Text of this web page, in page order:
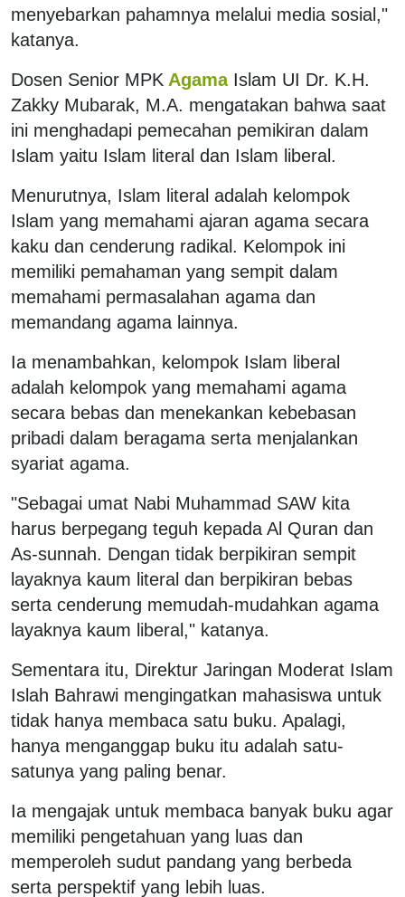
menyebarkan pahamnya melalui media sosial,"
katanya.
Dosen Senior MPK Agama Islam UI Dr. K.H.
Zakky Mubarak, M.A. mengatakan bahwa saat
ini menghadapi pemecahan pemikiran dalam
Islam yaitu Islam literal dan Islam liberal.
Menurutnya, Islam literal adalah kelompok
Islam yang memahami ajaran agama secara
kaku dan cenderung radikal. Kelompok ini
memiliki pemahaman yang sempit dalam
memahami permasalahan agama dan
memandang agama lainnya.
Ia menambahkan, kelompok Islam liberal
adalah kelompok yang memahami agama
secara bebas dan menekankan kebebasan
pribadi dalam beragama serta menjalankan
syariat agama.
"Sebagai umat Nabi Muhammad SAW kita
harus berpegang teguh kepada Al Quran dan
As-sunnah. Dengan tidak berpikiran sempit
layaknya kaum literal dan berpikiran bebas
serta cenderung memudah-mudahkan agama
layaknya kaum liberal," katanya.
Sementara itu, Direktur Jaringan Moderat Islam
Islah Bahrawi mengingatkan mahasiswa untuk
tidak hanya membaca satu buku. Apalagi,
hanya menganggap buku itu adalah satu-
satunya yang paling benar.
Ia mengajak untuk membaca banyak buku agar
memiliki pengetahuan yang luas dan
memperoleh sudut pandang yang berbeda
serta perspektif yang lebih luas.